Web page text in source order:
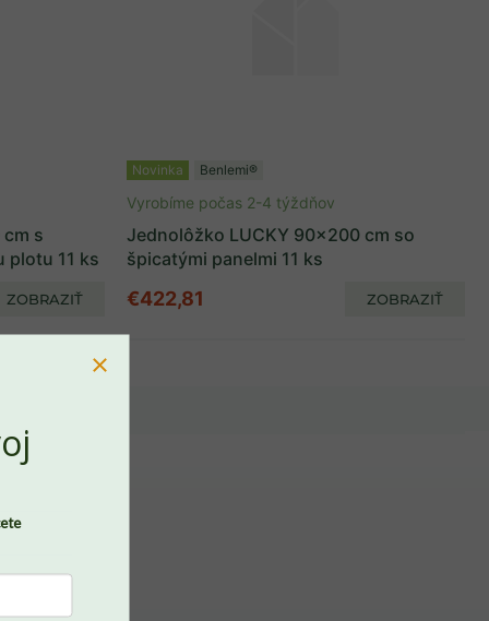
s
plotu 11 ks
ZOBRAZIŤ
Novinka Benlemi®
Jednolôžko LUCKY 90x200 cm so
špicatými panelmi 11 ks
Vyrobíme počas 2-4 týždňov
€422,81 ZOBRAZIŤ